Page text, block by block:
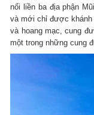
nối liền ba địa phận
và mới chỉ được khánh
và hoang mạc, cung
một trong những cung